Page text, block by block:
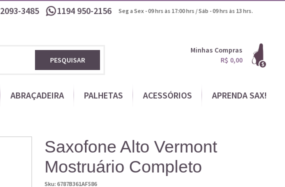
2093-3485 1194950-2156 Seg a Sex - 09 hrs às 17:00 hrs / Sáb - 09 hrs às 13 hrs.
PESQUISAR
Minhas Compras
R$ 0,00
ABRAÇADEIRA PALHETAS ACESSÓRIOS APRENDA SAX!
Saxofone Alto Vermont
Mostruário Completo
Sku:6787B361AF586